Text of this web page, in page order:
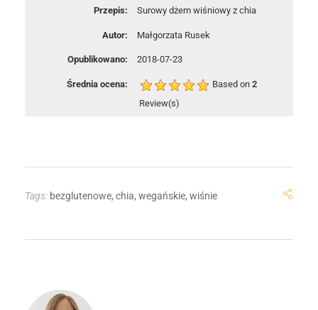
Przepis: Surowy dżem wiśniowy z chia
Autor: Małgorzata Rusek
Opublikowano: 2018-07-23
Średnia ocena: Based on 2
Review(s)
Tags: bezglutenowe, chia, wegańskie, wiśnie